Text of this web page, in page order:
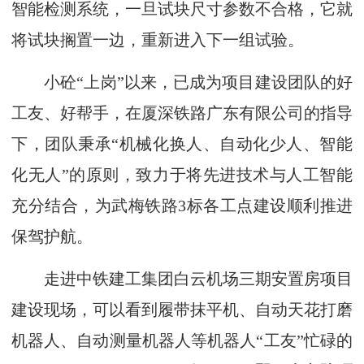
智能检测系统，一旦试块尺寸参数不合格，它就
将试块搁置一边，重新进入下一组试验。
小砼“上岗”以来，已成为项目建设团队的好
工友、好帮手，在厦深铁路广东有限公司的指导
下，团队秉承“机械化换人、自动化少人、智能
化无人”的原则，致力于将先进技术与人工智能
充分结合，为武梅铁路3标各工点建设顺利推进
保驾护航。
走进中铁建工集团白云机场三期安置房项目
建设现场，可以看到履带抹平机、自动天花打磨
机器人、自动测量机器人等机器人“工友”忙碌的